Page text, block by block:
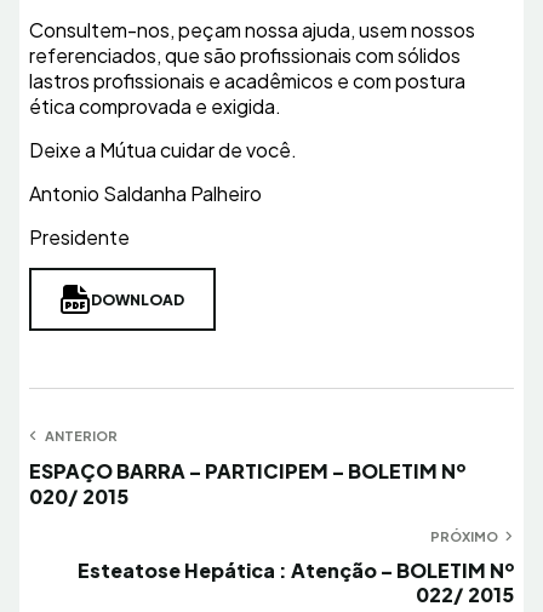
Consultem-nos, peçam nossa ajuda, usem nossos
referenciados, que são profissionais com sólidos
lastros profissionais e acadêmicos e com postura
ética comprovada e exigida.
Deixe a Mútua cuidar de você.
Antonio Saldanha Palheiro
Presidente
DOWNLOAD
Navegação
de
Post
ANTERIOR
Anterior
ESPAÇO BARRA – PARTICIPEM – BOLETIM Nº
020/ 2015
PRÓXIMO
PróximoEsteatose Hepática : Atenção – BOLETIM Nº
022/ 2015